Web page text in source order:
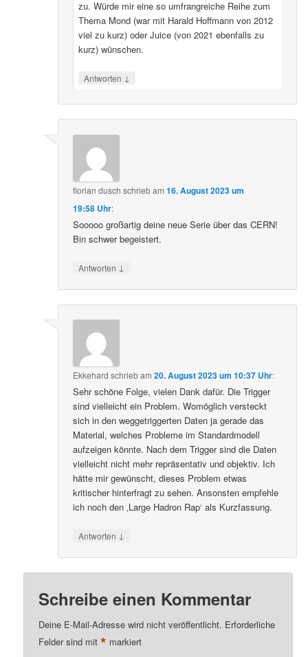
zu. Würde mir eine so umfrangreiche Reihe zum
Thema Mond (war mit Harald Hoffmann von 2012
viel zu kurz) oder Juice (von 2021 ebenfalls zu
kurz) wünschen.
Antworten ↓
florian dusch schriebam16. August 2023 um
19:58 Uhr:
Sooooo großartig deine neue Serie über das CERN!
Bin schwer begeistert.
Antworten ↓
Ekkehard schriebam20. August 2023 um 10:37 Uhr:
Sehr schöne Folge, vielen Dank dafür. Die Trigger
sind vielleicht ein Problem. Womöglich versteckt
sich in den weggetriggerten Daten ja gerade das
Material, welches Probleme im Standardmodell
aufzeigen könnte. Nach dem Trigger sind die Daten
vielleicht nicht mehr repräsentativ und objektiv. Ich
hätte mir gewünscht, dieses Problem etwas
kritischer hinterfragt zu sehen. Ansonsten empfehle
ich noch den ‚Large Hadron Rap‘ als Kurzfassung.
Antworten ↓
Schreibe einen Kommentar
Deine E-Mail-Adresse wird nicht veröffentlicht. Erforderliche
Felder sind mit* markiert